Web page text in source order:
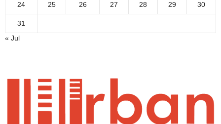
24 25 26 27 28 29 30
31
« Jul